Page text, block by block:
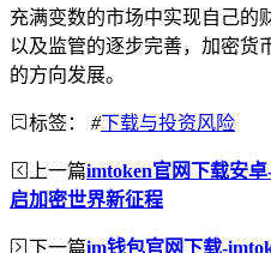
充满变数的市场中实现自己的
以及监管的逐步完善，加密货
的方向发展。
标签： #下载与投资风险
上一篇imtoken官网下载安
启加密世界新征程
下一篇im钱包官网下载-